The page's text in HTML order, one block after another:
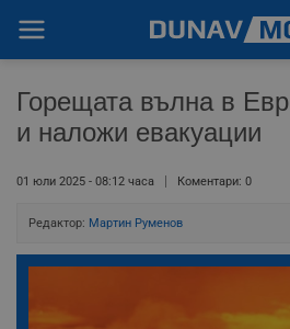
Горещата вълна в
и наложи евакуации
01 юли 2025 - 08:12 часа Коментари: 0
Редактор: Мартин Руменов